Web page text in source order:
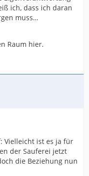
ich, dass ich daran
muss…
Raum hier.
Vielleicht ist es ja für
der Sauferei jetzt
die Beziehung nun